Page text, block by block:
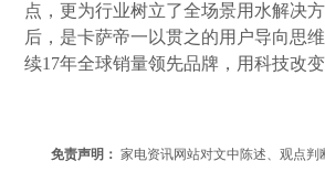
点，更为行业树立了全场景用水解决
后，是卡萨帝一以贯之的用户导向思
续17年全球销量领先品牌，用科技改变
免责声明： 家电资讯网站对文中陈述、观点判